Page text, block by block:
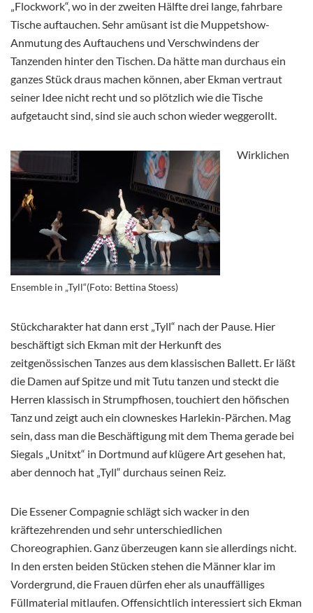
„Flockwork“, wo in der zweiten Hälfte drei lange, fahrbare
Tische auftauchen. Sehr amüsant ist die Muppetshow-
Anmutung des Auftauchens und Verschwindens der
Tanzenden hinter den Tischen. Da hätte man durchaus ein
ganzes Stück draus machen können, aber Ekman vertraut
seiner Idee nicht recht und so plötzlich wie die Tische
aufgetaucht sind, sind sie auch schon wieder weggerollt.
Ensemble in „Tyll“(Foto: Bettina Stoess)
Wirklichen
Stückcharakter hat dann erst „Tyll“ nach der Pause. Hier
beschäftigt sich Ekman mit der Herkunft des
zeitgenössischen Tanzes aus dem klassischen Ballett. Er läßt
die Damen auf Spitze und mit Tutu tanzen und steckt die
Herren klassisch in Strumpfhosen, touchiert den höfischen
Tanz und zeigt auch ein clowneskes Harlekin-Pärchen. Mag
sein, dass man die Beschäftigung mit dem Thema gerade bei
Siegals „Unitxt“ in Dortmund auf klügere Art gesehen hat,
aber dennoch hat „Tyll“ durchaus seinen Reiz.
Die Essener Compagnie schlägt sich wacker in den
kräftezehrenden und sehr unterschiedlichen
Choreographien. Ganz überzeugen kann sie allerdings nicht.
In den ersten beiden Stücken stehen die Männer klar im
Vordergrund, die Frauen dürfen eher als unauffälliges
Füllmaterial mitlaufen. Offensichtlich interessiert sich Ekman